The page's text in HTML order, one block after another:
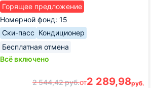
Горящее предложение
Номерной фонд: 15
Ски-пасс Кондиционер
Бесплатная отмена
Всё включено
2 544,42руб.от2 289,98руб.